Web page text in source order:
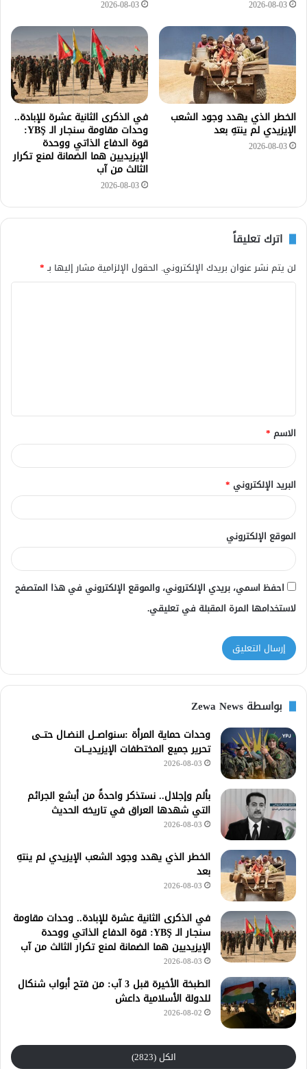
2026-08-03
2026-08-03
الخطر الذي يهدد وجود الشعب
الإيزيدي لم ينتهِ بعد
2026-08-03
في الذكرى الثانية عشرة للإبادة..
وحدات مقاومة سنجـار الـ YBŞ:
قوة الدفاع الذاتي ووحدة
الإيزيديين هما الضمانة لمنع تكرار
الثالث من آب
2026-08-03
اترك تعليقاً
لن يتم نشر عنوان بريدك الإلكتروني. الحقول الإلزامية مشار إليها بـ*
ق
*
الاسم *
البريد الإلكتروني *
الموقع الإلكتروني
احفظ اسمي، بريدي الإلكتروني، والموقع الإلكتروني في هذا المتصفح
لاستخدامها المرة المقبلة في تعليقي.
بواسطة Zewa News
وحدات حماية المرأة :سنواصــل النضـال حتــى
تحرير جميع المختطفات الإيزيديـــات
2026-08-03
بألم وإجلال.. نستذكر واحدةً من أبشع الجرائم
التي شهدها العراق في تاريخه الحديث
2026-08-03
الخطر الذي يهدد وجود الشعب الإيزيدي لم ينتهِ
بعد
2026-08-03
في الذكرى الثانية عشرة للإبادة.. وحدات مقاومة
سنجـار الـ YBŞ: قوة الدفاع الذاتي ووحدة
الإيزيديين هما الضمانة لمنع تكرار الثالث من آب
2026-08-03
الطبخة الأخيرة قبل 3 آب: من فتح أبواب شنكال
للدولة الأسلامية داعش
2026-08-02
الكل (2823)